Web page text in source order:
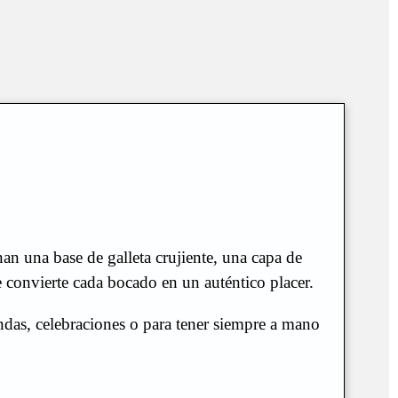
una base de galleta crujiente, una capa de
cada bocado en un auténtico placer.
celebraciones o para tener siempre a mano